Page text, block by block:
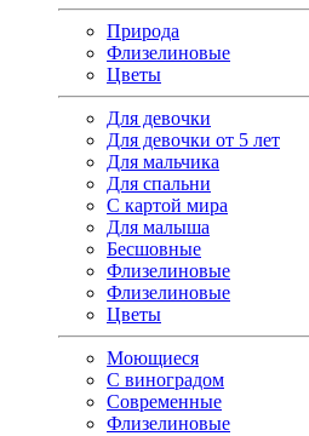
Природа
Флизелиновые
Цветы
Для девочки
Для девочки от 5 лет
Для мальчика
Для спальни
С картой мира
Для малыша
Бесшовные
Флизелиновые
Флизелиновые
Цветы
Моющиеся
С виноградом
Современные
Флизелиновые